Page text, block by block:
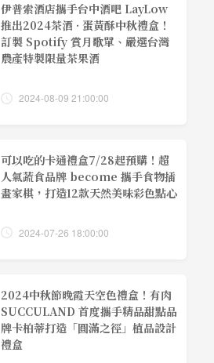
伊普索酒店攜手台中酒吧 LayLow
推出2024茶酒 · 蛋黃酥中秋禮盒！
訂製 Spotify 賞月歌單、嚴選台灣
農產特製限量茶果酒
2024-08-09 21:00:00
可以吃的卡通禮盒7/28起預購！超
人氣蔬食品牌 become 攜手食物插
畫家棋，打造12款天然美味彩色點心
2024-07-26 18:00:00
2024中秋節晚霞天空色禮盒！有肉
SUCCULAND 首度攜手精品甜點品
牌卡柏蒂打造「圓滿之徑」植品設計
禮盒